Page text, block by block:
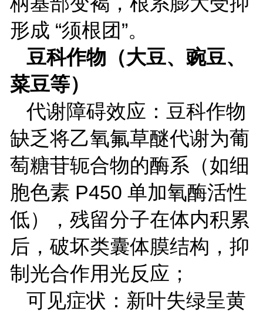
形成 “须根团”。
豆科作物（大豆、豌豆、
菜豆等）
代谢障碍效应：豆科作物
缺乏将乙氧氟草醚代谢为葡
萄糖苷轭合物的酶系（如细
胞色素 P450 单加氧酶活性
低），残留分子在体内积累
后，破坏类囊体膜结构，抑
制光合作用光反应；
可见症状：新叶失绿呈黄